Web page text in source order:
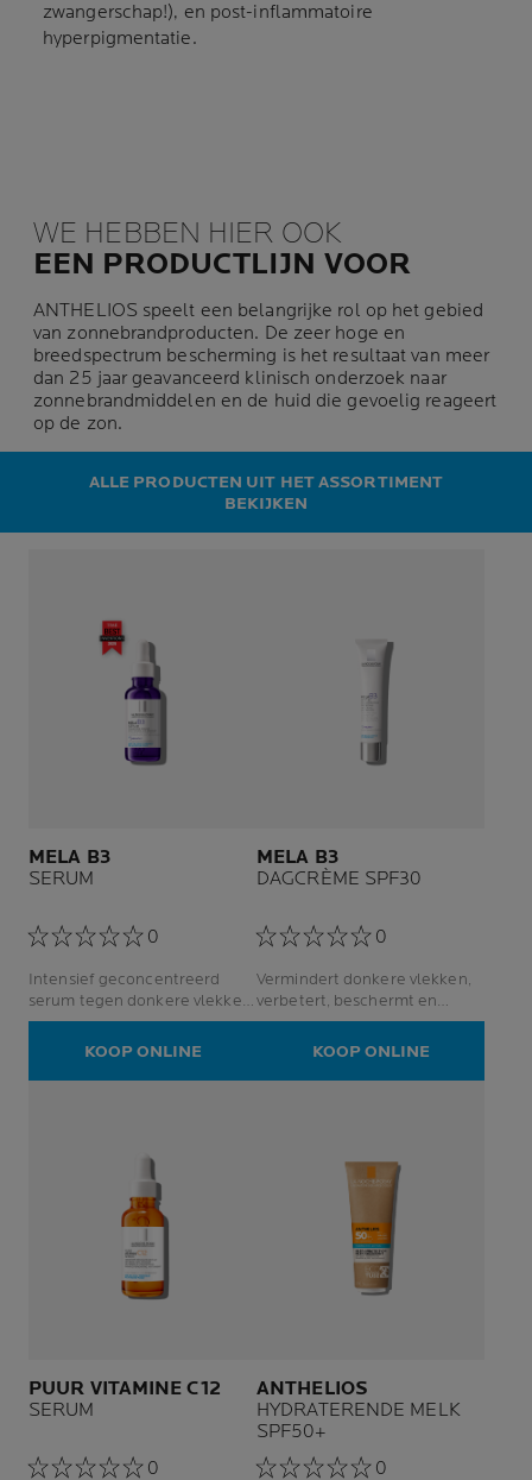
zwangerschap!), en post-inflammatoire
hyperpigmentatie.
WE HEBBEN HIER OOK
EEN PRODUCTLIJN VOOR
ANTHELIOS speelt een belangrijke rol op het gebied
van zonnebrandproducten. De zeer hoge en
breedspectrum bescherming is het resultaat van meer
dan 25 jaar geavanceerd klinisch onderzoek naar
zonnebrandmiddelen en de huid die gevoelig reageert
op de zon.
ALLE PRODUCTEN UIT HET ASSORTIMENT
BEKIJKEN
MELA B3
SERUM
0
Intensief geconcentreerd
serum tegen donkere vlekken,
voorkomt terugkeer
KOOP ONLINE
MELA B3
DAGCRÈME SPF30
0
Vermindert donkere vlekken,
verbetert, beschermt en
voorkomt terugkeer
KOOP ONLINE
PUUR VITAMINE C12
SERUM
0
ANTHELIOS
HYDRATERENDE MELK
SPF50+
0